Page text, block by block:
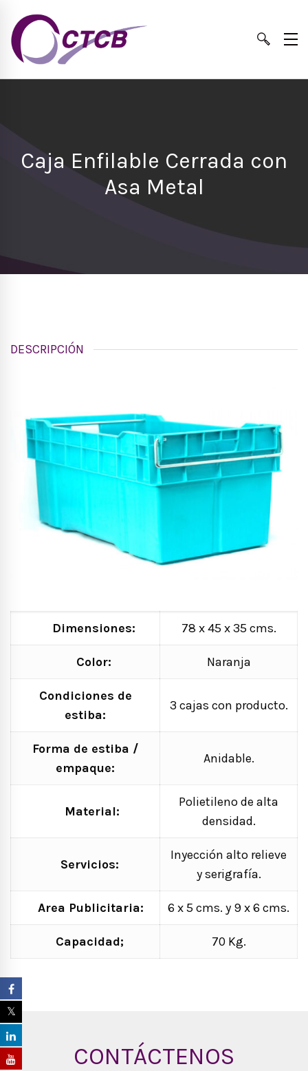
Caja Enfilable Cerrada con
Asa Metal
DESCRIPCIÓN
Dimensiones: 78 x 45 x 35 cms.
Color: Naranja
Condiciones de
estiba:
3 cajas con producto.
Forma de estiba /
empaque:
Anidable.
Material:
Polietileno de alta
densidad.
Servicios:
Inyección alto relieve
y serigrafía.
Area Publicitaria: 6 x 5 cms. y 9 x 6 cms.
Capacidad; 70 Kg.
CONTÁCTENOS